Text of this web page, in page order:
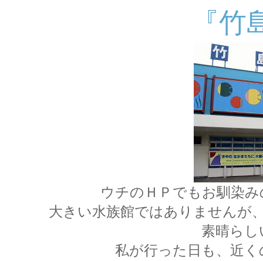
『
ウチのＨＰでもお馴染
大きい水族館ではありませんが
素晴ら
私が行った日も、近